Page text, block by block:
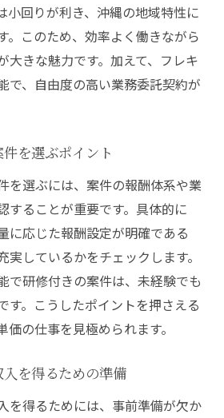
小回りが利き、沖縄の地域特性に
。このため、効率よく働きながら
大きな魅力です。加えて、フレキ
で、自由度の高い業務委託契約が
を選ぶポイント
を選ぶには、案件の報酬体系や業
することが重要です。具体的に
に応じた報酬設定が明確である
実しているかをチェックします。
で研修付きの案件は、未経験でも
す。こうしたポイントを押さえる
価の仕事を見極められます。
を得るための準備
を得るためには、事前準備が欠か